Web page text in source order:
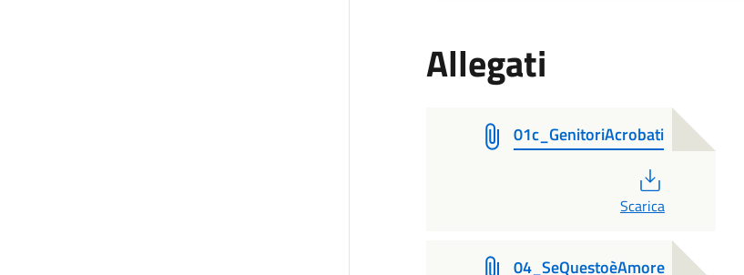
Allegati
01c_GenitoriAcrobati
Scarica
04_SeQuestoèAmore